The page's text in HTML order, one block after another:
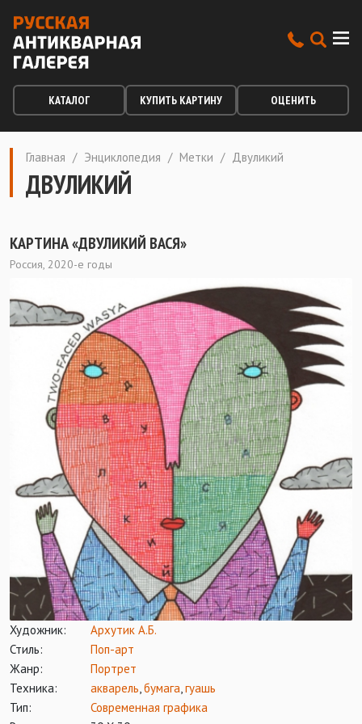
КАТАЛОГ КУПИТЬ КАРТИНУ ОЦЕНИТЬ
Главная / Энциклопедия / Метки / Двуликий
ДВУЛИКИЙ
КАРТИНА «ДВУЛИКИЙ ВАСЯ»
Россия, 2020-е годы
Художник:
Архутик А.Б.
Стиль:
Поп-арт
Жанр:
Портрет
Техника:
акварель,бумага,гуашь
Тип:
Современная графика